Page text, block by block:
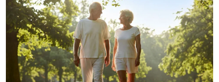
Artikel Disyorkan
Perak
Tular ikan lumba-lumba mati
terdampar di Ban Pecah